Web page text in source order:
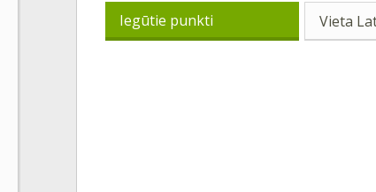
Iegūtie punkti Vieta